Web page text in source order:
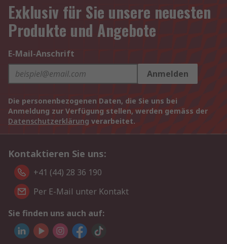
Exklusiv für Sie unsere neuesten
Produkte und Angebote
E-Mail-Anschrift
Anmelden
Die personenbezogenen Daten, die Sie uns bei
Anmeldung zur Verfügung stellen, werden gemäss der
Datenschutzerklärung verarbeitet.
Kontaktieren Sie uns:
+41 (44) 28 36 190
Per E-Mail unter Kontakt
Sie finden uns auch auf: